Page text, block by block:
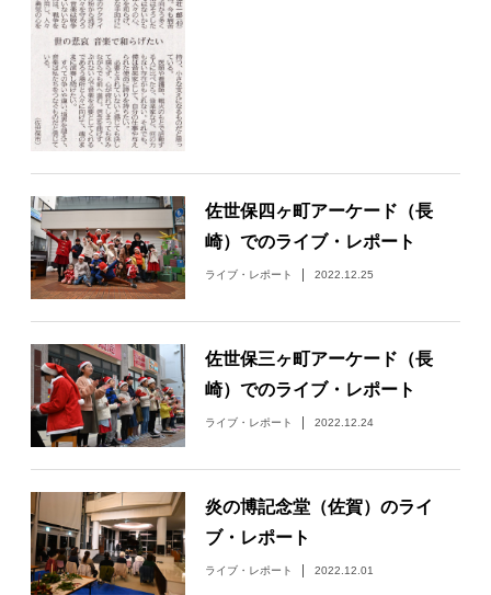
佐世保四ヶ町アーケード（長
崎）でのライブ・レポート
ライブ・レポート 2022.12.25
佐世保三ヶ町アーケード（長
崎）でのライブ・レポート
ライブ・レポート 2022.12.24
炎の博記念堂（佐賀）のライ
ブ・レポート
ライブ・レポート 2022.12.01